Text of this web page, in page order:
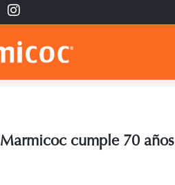
Marmicoc cumple 70 años